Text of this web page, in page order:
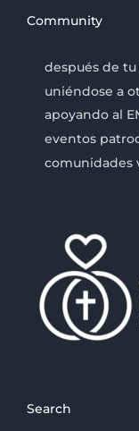
Community
después de
uniéndose a
apoyando al
eventos
comunidades
Search